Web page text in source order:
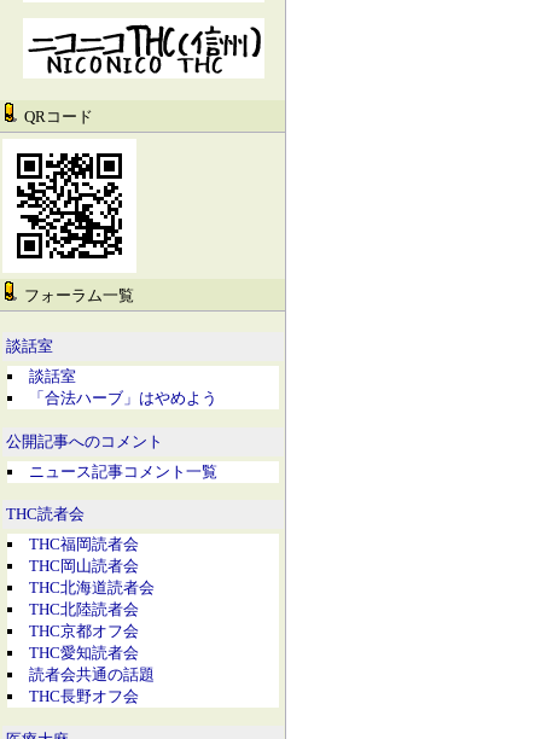
QRコード
フォーラム一覧
談話室
談話室
「合法ハーブ」はやめよう
公開記事へのコメント
ニュース記事コメント一覧
THC読者会
THC福岡読者会
THC岡山読者会
THC北海道読者会
THC北陸読者会
THC京都オフ会
THC愛知読者会
読者会共通の話題
THC長野オフ会